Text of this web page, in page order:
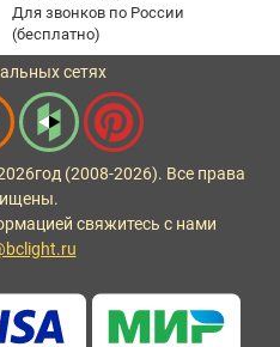
Для звонков по России
(бесплатно)
сетях
год (2008-2026). Все права
свяжитесь с нами